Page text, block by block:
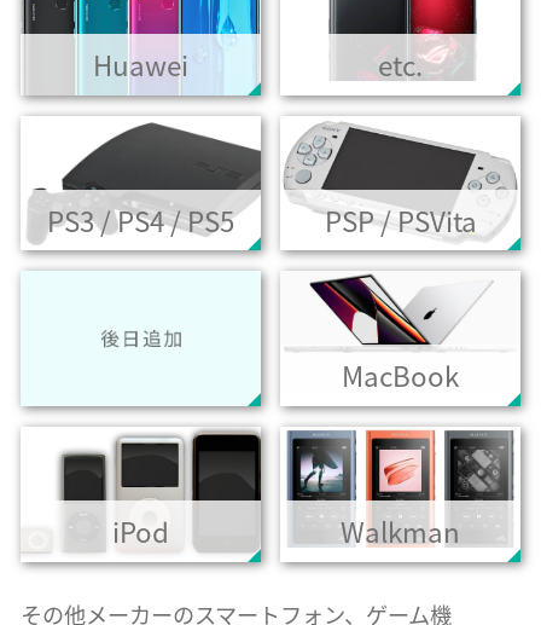
Huawei etc.
PS3 / PS4 / PS5 PSP / PSVita
MacBook
iPod Walkman
その他メーカーのスマートフォン、ゲーム機